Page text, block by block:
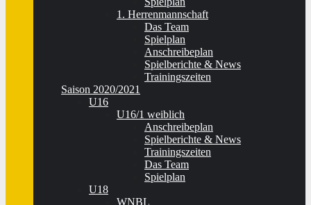
1. Herrenmannschaft
Das Team
Spielplan
Anschreibeplan
Spielberichte & News
Trainingszeiten
Saison 2020/2021
U16
U16/1 weiblich
Anschreibeplan
Spielberichte & News
Trainingszeiten
Das Team
Spielplan
U18
WNBL